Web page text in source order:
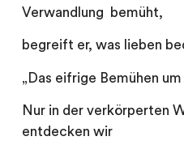
Verwandlung bemüht,
begreift er, was lieben
„Das eifrige Bemühen
Nur in der verkörperten
entdecken wir